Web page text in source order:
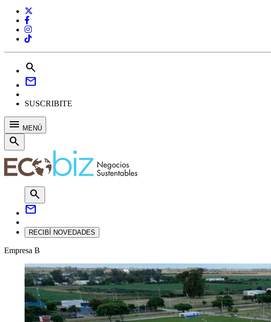
search
mail
SUSCRIBITE
menu MENÚ
search
search
mail
RECIBÍ NOVEDADES
Empresa B